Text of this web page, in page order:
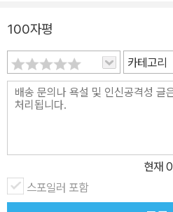
100자평
카테고리
현재 0
스포일러 포함